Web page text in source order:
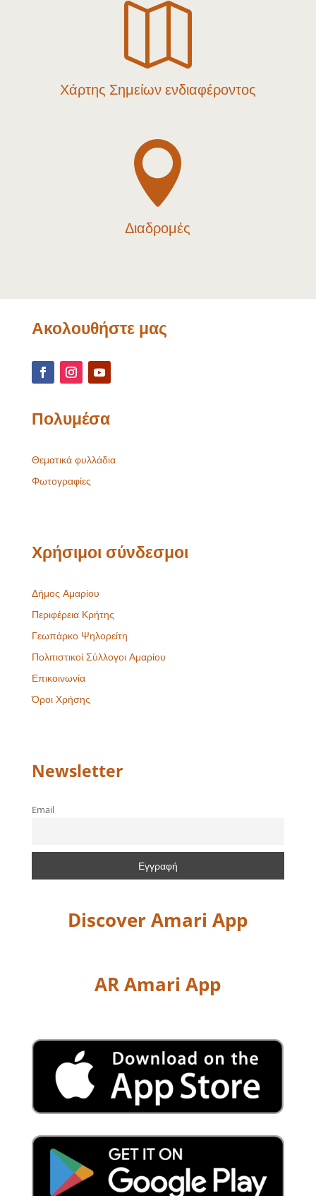

Χάρτης Σημείων ενδιαφέροντος

Διαδρομές
Ακολουθήστε μας
Πολυμέσα
Θεματικά φυλλάδια
Φωτογραφίες
Χρήσιμοι σύνδεσμοι
Δήμος Αμαρίου
Περιφέρεια Κρήτης
Γεωπάρκο Ψηλορείτη
Πολιτιστικοί Σύλλογοι Αμαρίου
Επικοινωνία
Όροι Χρήσης
Newsletter
Email
Discover Amari App
AR Amari App